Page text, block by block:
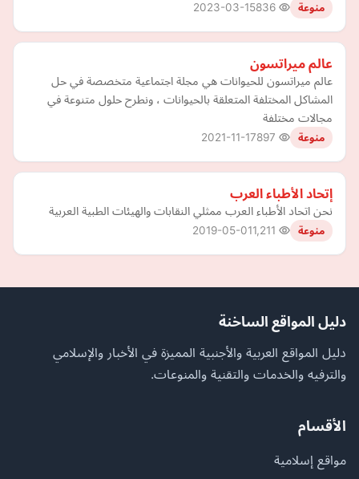
منوعة 2023-03-15
عالم ميراتسون
عالم ميراتسون للحيوانات هي مجلة اجتماعية متخصصة في حل
المشاكل المختلفة المتعلقة بالحيوانات ، ونطرح حلول متنوعة في
مجالات مختلفة
منوعة 2021-11-17
إتحاد الأطباء العرب
نحن اتحاد الأطباء العرب ممثلي النقابات والهيئات الطبية العربية
منوعة 2019-05-01
دليل المواقع الساخنة
دليل المواقع العربية والأجنبية المميزة في الأخبار والإسلامي
والترفيه والخدمات والتقنية والمنوعات.
الأقسام
مواقع إسلامية